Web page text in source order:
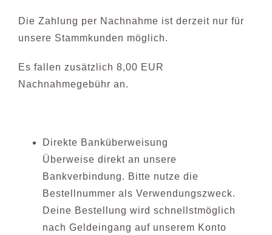
Die Zahlung per Nachnahme ist derzeit nur für
unsere Stammkunden möglich.
Es fallen zusätzlich 8,00 EUR
Nachnahmegebühr an.
Direkte Banküberweisung
Überweise direkt an unsere
Bankverbindung. Bitte nutze die
Bestellnummer als Verwendungszweck.
Deine Bestellung wird schnellstmöglich
nach Geldeingang auf unserem Konto